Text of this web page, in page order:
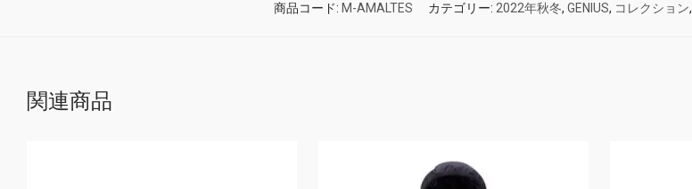
商品コード: M-AMALTES カテゴリー: 2022年秋冬, GENIUS, コレクション,
関連商品